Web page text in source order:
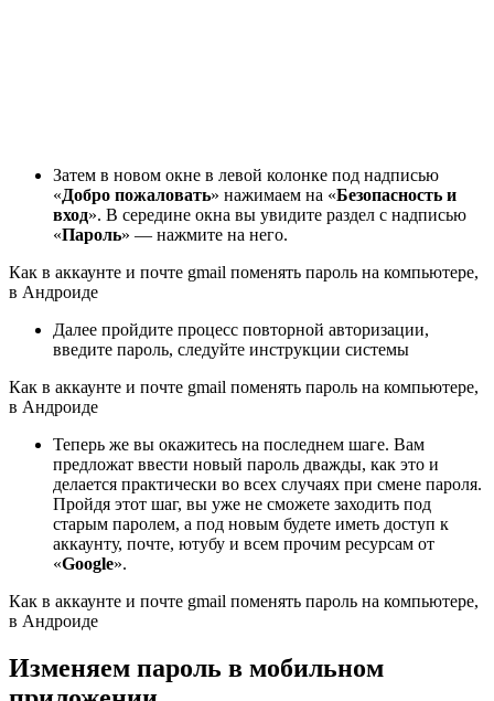
Затем в новом окне в левой колонке под надписью
«Добро пожаловать» нажимаем на «Безопасность и
вход». В середине окна вы увидите раздел с надписью
«Пароль» — нажмите на него.
Как в аккаунте и почте gmail поменять пароль на компьютере,
в Андроиде
Далее пройдите процесс повторной авторизации,
введите пароль, следуйте инструкции системы
Как в аккаунте и почте gmail поменять пароль на компьютере,
в Андроиде
Теперь же вы окажитесь на последнем шаге. Вам
предложат ввести новый пароль дважды, как это и
делается практически во всех случаях при смене пароля.
Пройдя этот шаг, вы уже не сможете заходить под
старым паролем, а под новым будете иметь доступ к
аккаунту, почте, ютубу и всем прочим ресурсам от
«Google».
Как в аккаунте и почте gmail поменять пароль на компьютере,
в Андроиде
Изменяем пароль в мобильном